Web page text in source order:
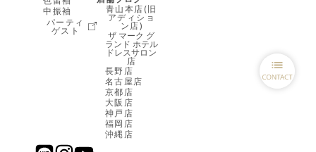
中振袖
パーティ
ゲスト
青山本店(旧
アディショ
ン店)
ザ マーク グ
ランド ホテル
ドレスサロン
店
長野店
名古屋店
京都店
大阪店
神戸店
福岡店
沖縄店